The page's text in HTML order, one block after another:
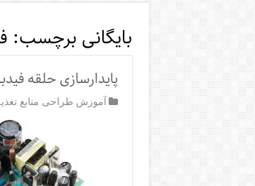
بایگانی برچسب:
پایدارسازی حلقه
آموزش طراحی منابع